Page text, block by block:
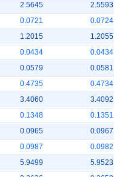
2.5645
2.5593
0.0721
0.0724
1.2015
1.2055
0.0434
0.0434
0.0579
0.0581
0.4735
0.4734
3.4060
3.4092
0.1348
0.1351
0.0965
0.0967
0.0987
0.0982
5.9499
5.9523